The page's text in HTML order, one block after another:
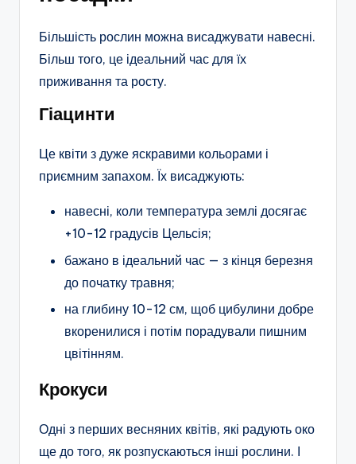
Більшість рослин можна висаджувати навесні.
Більш того, це ідеальний час для їх
приживання та росту.
Гіацинти
Це квіти з дуже яскравими кольорами і
приємним запахом. Їх висаджують:
навесні, коли температура землі досягає
+10-12 градусів Цельсія;
бажано в ідеальний час — з кінця березня
до початку травня;
на глибину 10-12 см, щоб цибулини добре
вкоренилися і потім порадували пишним
цвітінням.
Крокуси
Одні з перших весняних квітів, які радують око
ще до того, як розпускаються інші рослини. І